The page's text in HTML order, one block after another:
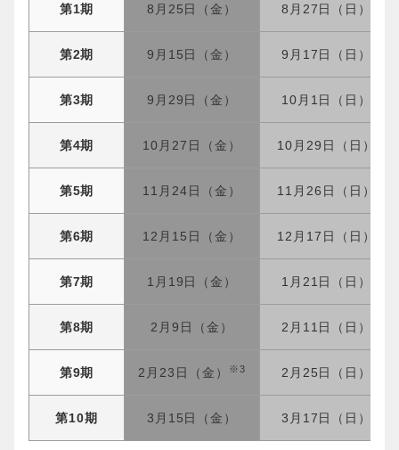
第1期 8月25日（金） 8月27日（日）
第2期 9月15日（金） 9月17日（日）
第3期 9月29日（金） 10月1日（日）
第4期 10月27日（金） 10月29日（日）
第5期 11月24日（金） 11月26日（日）
第6期 12月15日（金） 12月17日（日）
第7期 1月19日（金） 1月21日（日）
第8期 2月9日（金） 2月11日（日）
第9期 2月23日（金） ※3 2月25日（日）
第10期 3月15日（金） 3月17日（日）